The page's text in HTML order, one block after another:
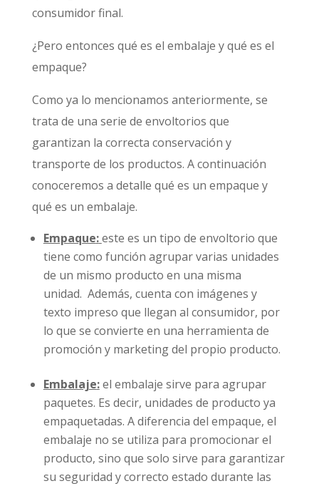
consumidor final.
¿Pero entonces qué es el embalaje y qué es el
empaque?
Como ya lo mencionamos anteriormente, se
trata de una serie de envoltorios que
garantizan la correcta conservación y
transporte de los productos. A continuación
conoceremos a detalle qué es un empaque y
qué es un embalaje.
Empaque:este es un tipo de envoltorio que
tiene como función agrupar varias unidades
de un mismo producto en una misma
unidad. Además, cuenta con imágenes y
texto impreso que llegan al consumidor, por
lo que se convierte en una herramienta de
promoción y marketing del propio producto.
Embalaje:el embalaje sirve para agrupar
paquetes. Es decir, unidades de producto ya
empaquetadas. A diferencia del empaque, el
embalaje no se utiliza para promocionar el
producto, sino que solo sirve para garantizar
su seguridad y correcto estado durante las